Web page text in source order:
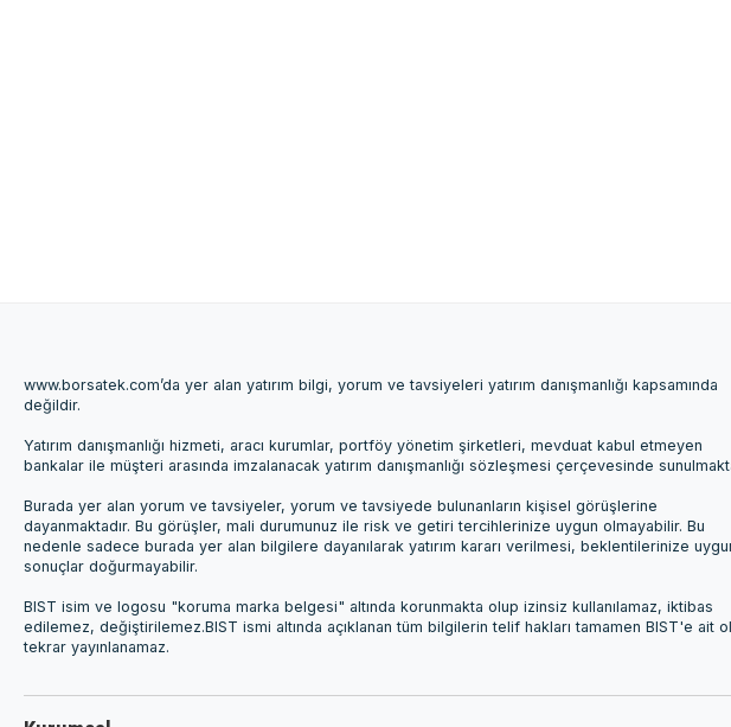
www.borsatek.com’da yer alan yatırım bilgi, yorum ve tavsiyeleri yatırım danışmanlığı kapsamında
değildir.
Yatırım danışmanlığı hizmeti, aracı kurumlar, portföy yönetim şirketleri, mevduat kabul etmeyen
bankalar ile müşteri arasında imzalanacak yatırım danışmanlığı sözleşmesi çerçevesinde
Burada yer alan yorum ve tavsiyeler, yorum ve tavsiyede bulunanların kişisel görüşlerine
dayanmaktadır. Bu görüşler, mali durumunuz ile risk ve getiri tercihlerinize uygun olmayabilir. Bu
nedenle sadece burada yer alan bilgilere dayanılarak yatırım kararı verilmesi, beklentilerinize
sonuçlar doğurmayabilir.
BIST isim ve logosu "koruma marka belgesi" altında korunmakta olup izinsiz kullanılamaz, iktibas
edilemez, değiştirilemez.BIST ismi altında açıklanan tüm bilgilerin telif hakları tamamen BIST'e ait
tekrar yayınlanamaz.